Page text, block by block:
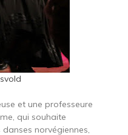
et une professeure
qui souhaite
norvégiennes,